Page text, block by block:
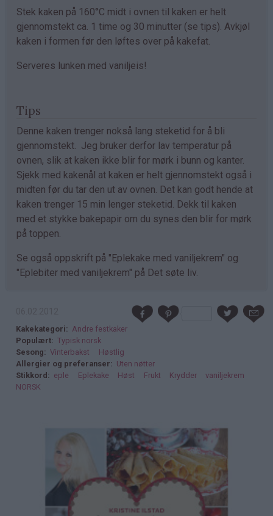
Stek kaken på 160°C midt i ovnen til kaken er helt
gjennomstekt ca. 1 time og 30 minutter (se tips). Avkjøl
kaken i formen før den løftes over på kakefat.
Serveres lunken med vaniljeis!
Tips
Denne kaken trenger nokså lang steketid for å bli
gjennomstekt. Jeg bruker derfor lav temperatur på
ovnen, slik at kaken ikke blir for mørk i bunn og kanter.
Sjekk med kakenål at kaken er helt gjennomstekt også i
midten før du tar den ut av ovnen. Det kan godt hende at
kaken trenger 15 min lenger steketid. Dekk til kaken
med et stykke bakepapir om du synes den blir for mørk
på toppen.
Se også oppskrift på "Eplekake med vaniljekrem" og
"Eplebiter med vaniljekrem" på Det søte liv.
Kakekategori
Andre festkaker
Populært
Typisk norsk
Sesong
Vinterbakst
Høstlig
Allergier og preferanser
Uten nøtter
Stikkord
eple Eplekake Høst Frukt Krydder
vaniljekrem
NORSK